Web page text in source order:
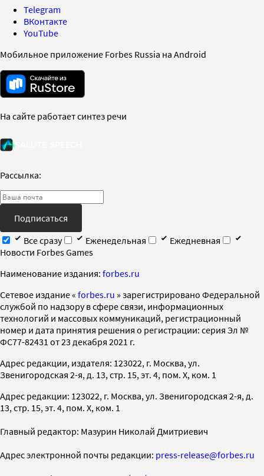
Telegram
ВКонтакте
YouTube
Мобильное приложение Forbes Russia на Android
На сайте работает синтез речи
Рассылка:
Подписаться
Все сразу
Еженедельная
Ежедневная
Новости Forbes Games
Наименование издания: forbes.ru
Cетевое издание « forbes.ru » зарегистрировано Федеральной
службой по надзору в сфере связи, информационных
технологий и массовых коммуникаций, регистрационный
номер и дата принятия решения о регистрации: серия Эл №
ФС77-82431 от 23 декабря 2021 г.
Адрес редакции, издателя: 123022, г. Москва, ул.
Звенигородская 2-я, д. 13, стр. 15, эт. 4, пом. X, ком. 1
Адрес редакции: 123022, г. Москва, ул. Звенигородская 2-я, д.
13, стр. 15, эт. 4, пом. X, ком. 1
Главный редактор: Мазурин Николай Дмитриевич
Адрес электронной почты редакции: press-release@forbes.ru